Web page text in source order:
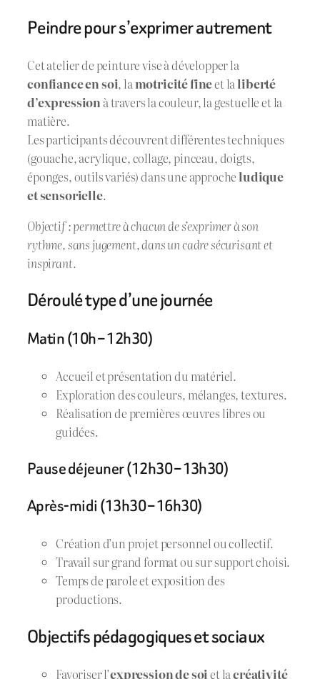
Peindre pour s’exprimer autrement
Cet atelier de peinture vise à développer la
confiance en soi, lamotricité fineet laliberté
d’expression à travers la couleur, la gestuelle et la
matière.
Les participants découvrent différentes techniques
(gouache, acrylique, collage, pinceau, doigts,
éponges, outils variés) dans une approche ludique
et sensorielle.
Objectif : permettre à chacun de s’exprimer à son
rythme, sans jugement, dans un cadre sécurisant et
inspirant.
Déroulé type d’une journée
Matin (10h – 12h30)
Accueil et présentation du matériel.
Exploration des couleurs, mélanges, textures.
Réalisation de premières œuvres libres ou
guidées.
Pause déjeuner (12h30 – 13h30)
Après-midi (13h30 – 16h30)
Création d’un projet personnel ou collectif.
Travail sur grand format ou sur support choisi.
Temps de parole et exposition des
productions.
Objectifs pédagogiques et sociaux
Favoriser l’expression de soiet lacréativité